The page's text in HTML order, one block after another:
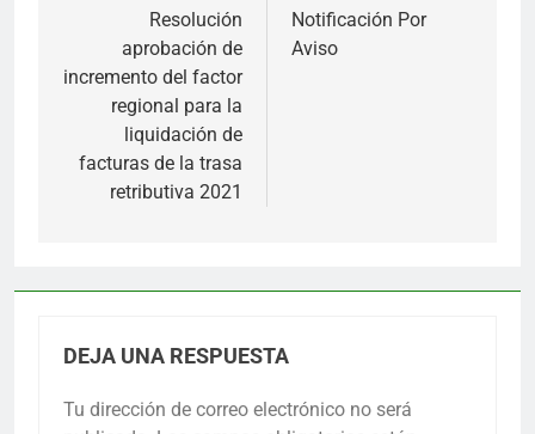
entradas
Resolución
aprobación de
incremento del factor
regional para la
liquidación de
facturas de la trasa
retributiva 2021
Notificación Por
Aviso
DEJA UNA RESPUESTA
Tu dirección de correo electrónico no será